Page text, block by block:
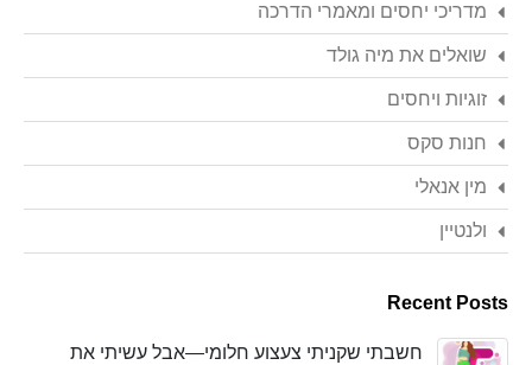
מדריכי יחסים ומאמרי הדרכה
שואלים את מיה גולד
זוגיות ויחסים
חנות סקס
מין אנאלי
ולנטיין
Recent Posts
חשבתי שקניתי צעצוע חלומי—אבל עשיתי את